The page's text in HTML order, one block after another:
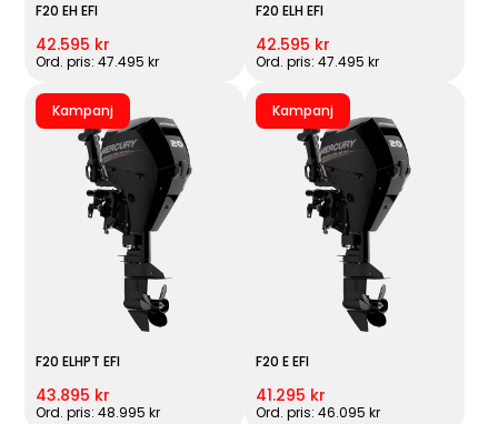
F20 EH EFI
42.595 kr
Ord. pris: 47.495 kr
F20 ELH EFI
42.595 kr
Ord. pris: 47.495 kr
Kampanj
F20 ELHPT EFI
43.895 kr
Ord. pris: 48.995 kr
Kampanj
F20 E EFI
41.295 kr
Ord. pris: 46.095 kr